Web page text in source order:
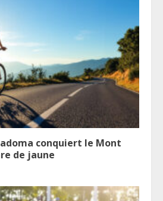
conquiert le Mont
de jaune